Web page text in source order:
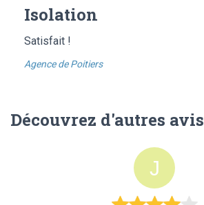
Isolation
Satisfait !
Agence de Poitiers
Découvrez d'autres avis